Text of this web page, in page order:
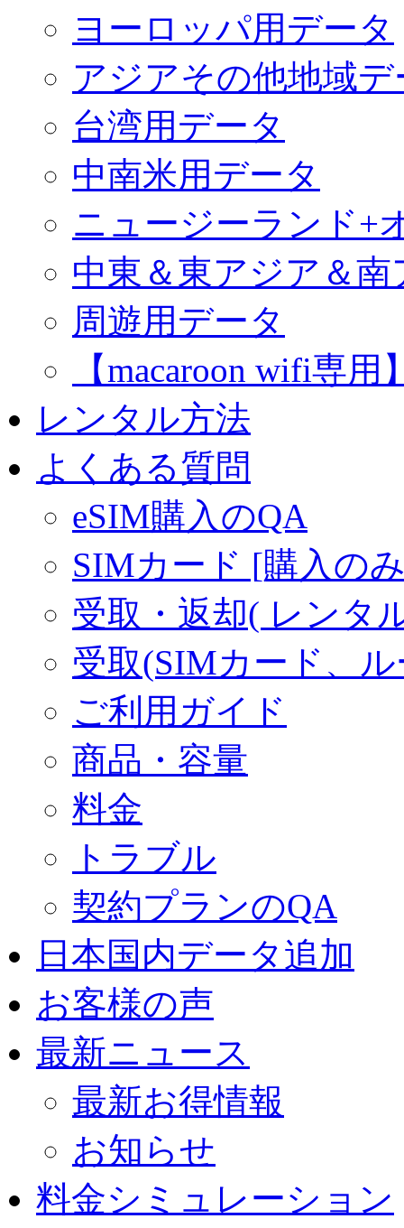
ヨーロッパ用データ
アジアその他地域デ
台湾用データ
中南米用データ
ニュージーランド+
中東＆東アジア＆
周遊用データ
【macaroon wifi専
レンタル方法
よくある質問
eSIM購入のQA
SIMカード [購入の
受取・返却( レンタ
受取(SIMカード、
ご利用ガイド
商品・容量
料金
トラブル
契約プランのQA
日本国内データ追加
お客様の声
最新ニュース
最新お得情報
お知らせ
料金シミュレーション